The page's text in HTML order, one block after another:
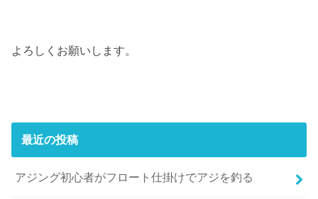
よろしくお願いします。
最近の投稿
アジング初心者がフロート仕掛けでアジを釣る